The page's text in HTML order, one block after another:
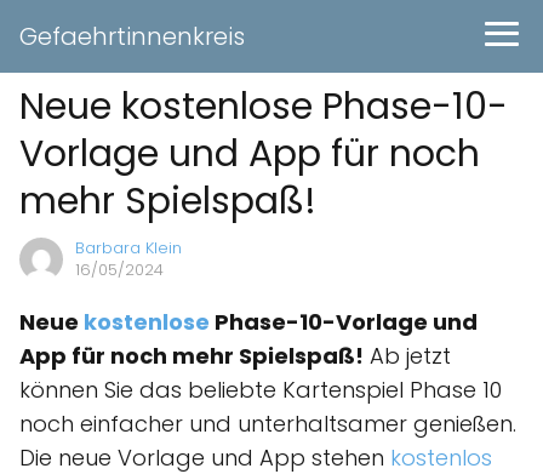
Gefaehrtinnenkreis
Neue kostenlose Phase-10-
Vorlage und App für noch
mehr Spielspaß!
Barbara Klein
16/05/2024
Neue kostenlose Phase-10-Vorlage und
App für noch mehr Spielspaß! Ab jetzt
können Sie das beliebte Kartenspiel Phase 10
noch einfacher und unterhaltsamer genießen.
Die neue Vorlage und App stehen kostenlos